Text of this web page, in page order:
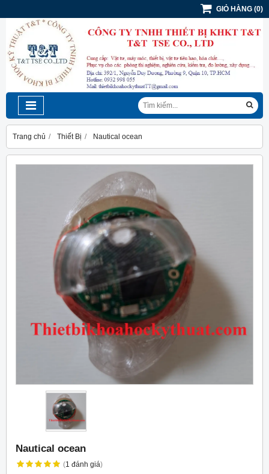
GIỎ HÀNG (0)
Trang chủ Thiết Bị Nautical ocean
Nautical ocean
(1 đánh giá)